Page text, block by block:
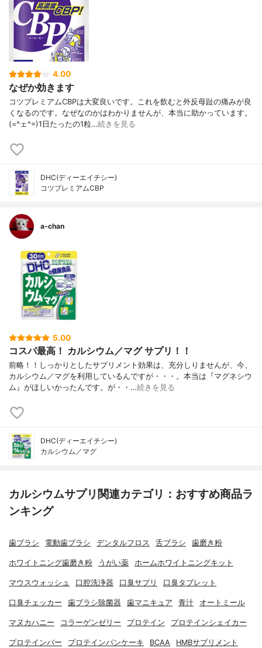
4.00
なぜか効きます
コツプレミアムCBPは大変良いです。これを飲むと外反母趾の痛みが良
くなるのです。なぜなのかはわかりませんが、本当に助かっています。
(=^ェ^=)1日たったの1粒…続きを見る
DHC(ディーエイチシー)
コツプレミアムCBP
a-chan
5.00
コスパ最高！ カルシウム／マグ サプリ！！
前略！！しっかりとしたサプリメント効果は、充分しりませんが、今、
カルシウム／マグを利用しているんですが・・・。本当は『マグネシウ
ム』がほしいかったんです。が・・…続きを見る
DHC(ディーエイチシー)
カルシウム／マグ
カルシウムサプリ関連カテゴリ：おすすめ商品ラ
ンキング
歯ブラシ 電動歯ブラシ デンタルフロス 舌ブラシ 歯磨き粉
ホワイトニング歯磨き粉 うがい薬 ホームホワイトニングキット
マウスウォッシュ 口腔洗浄器 口臭サプリ 口臭タブレット
口臭チェッカー 歯ブラシ除菌器 歯マニキュア 青汁 オートミール
マヌカハニー コラーゲンゼリー プロテイン プロテインシェイカー
プロテインバー プロテインパンケーキ BCAA HMBサプリメント